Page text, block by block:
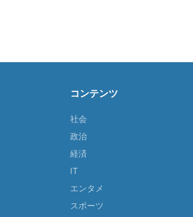
コンテンツ
社会
政治
経済
IT
エンタメ
スポーツ